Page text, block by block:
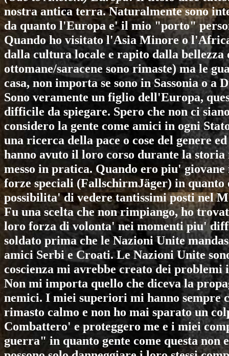
nostra antica terra. Naturalmente sono
da quanto l'Europa e' il mio "porto"
Quando ho visitato l'Asia Minore o
dalla cultura locale e rapito dalla bellezza
ottomane/saracene sono rimaste) ma le
casa, non importa se sono in Sassonia o a
Sono veramente un figlio dell'Europa,
difficile da spiegare. Spero che non ci
considero la gente come amici in ogni
una ricerca della pace o cose del genere
hanno avuto il loro corso durante la storia
messo in pratica. Quando ero piu'
forze speciali (FallschirmJäger) in
possibilita' di vedere tantissimi posti nel
Fu una scelta che non rimpiango, ho
loro forza di volonta' nei momenti piu'
soldato prima che le Nazioni Unite
amici Serbi e Croati. Le Nazioni Unite
coscienza mi avrebbe creato dei
Non mi importa quello che diceva la
nemici. I miei superiori mi hanno sempre
rimasto calmo e non ho mai sparato un
Combattero' e proteggero me e i miei
guerra" in quanto gente come questa